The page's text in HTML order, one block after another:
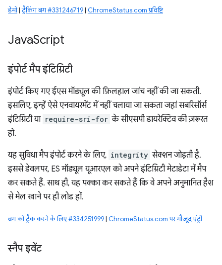
डेमो|ट्रैकिंग बग #331246719| ChromeStatus.com प्रविष्टि
JavaScript
इंपोर्ट मैप इंटिग्रिटी
इंपोर्ट किए गए ईएस मॉड्यूल की फ़िलहाल जांच नहीं की जा सकती.
इसलिए, इन्हें ऐसे एनवायरमेंट में नहीं चलाया जा सकता जहां सबरिसॉर्स
इंटिग्रिटी या require-sri-for के सीएसपी डायरेक्टिव की ज़रूरत
हो.
यह सुविधा मैप इंपोर्ट करने के लिए, integrity सेक्शन जोड़ती है.
इससे डेवलपर, ES मॉड्यूल यूआरएल को अपने इंटिग्रिटी मेटाडेटा में मैप
कर सकते हैं. साथ ही, यह पक्का कर सकते हैं कि वे अपने अनुमानित हैश
से मेल खाने पर ही लोड हों.
बग को ट्रैक करने के लिए #334251999| ChromeStatus.com पर मौजूद एंट्री
स्नैप इवेंट